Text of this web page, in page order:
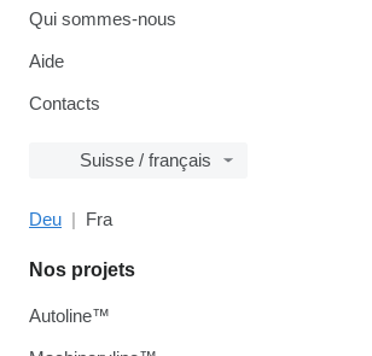
Qui sommes-nous
Aide
Contacts
Suisse / français
Deu Fra
Nos projets
Autoline™